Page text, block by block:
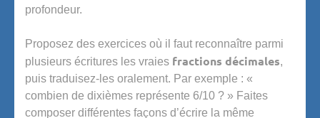
profondeur.
Proposez des exercices où il faut reconnaître parmi
plusieurs écritures les vraies fractions décimales,
puis traduisez-les oralement. Par exemple : «
combien de dixièmes représente 6/10 ? » Faites
composer différentes façons d’écrire la même